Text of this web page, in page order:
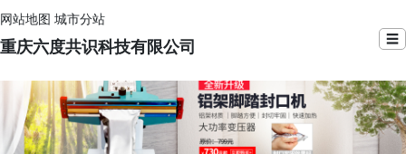
网站地图 城市分站
重庆六度共识科技有限公司 ☰